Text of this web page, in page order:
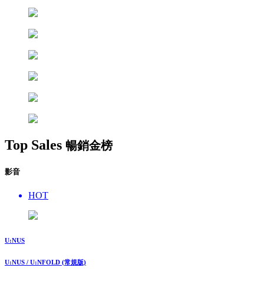
Top Sales 暢銷金榜
影音
HOT
U:NUS
U:NUS / U:NFOLD (常規版)